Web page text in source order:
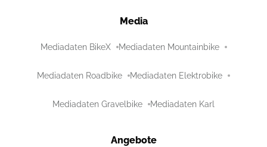
Media
Mediadaten BikeX Mediadaten Mountainbike
Mediadaten Roadbike Mediadaten Elektrobike
Mediadaten Gravelbike Mediadaten Karl
Angebote